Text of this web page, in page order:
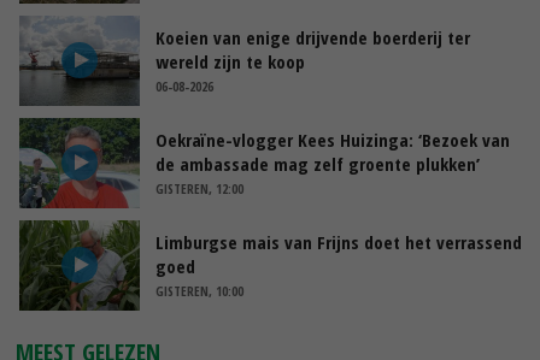
Koeien van enige drijvende boerderij ter
wereld zijn te koop
06-08-2026
Oekraïne-vlogger Kees Huizinga: ‘Bezoek van
de ambassade mag zelf groente plukken’
GISTEREN, 12:00
Limburgse mais van Frijns doet het verrassend
goed
GISTEREN, 10:00
MEEST GELEZEN